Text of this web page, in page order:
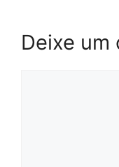
Deixe um